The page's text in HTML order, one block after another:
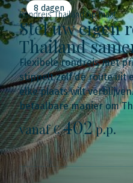
8 dagen
Rondreis Thailand op maat
Stel uw eigen
Thailand
Flexibele rondreis met
stippelt zelf de route uit
elke plaats wilt
betaalbare manier om
vanaf €402p.p.